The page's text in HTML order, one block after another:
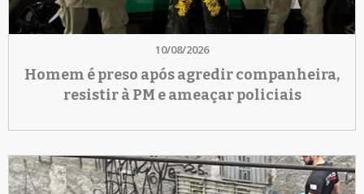
10/08/2026
Homem é preso após agredir companheira,
resistir à PM e ameaçar policiais